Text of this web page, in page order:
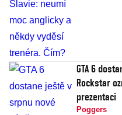
GTA 6
Rockstar
prezentaci
Poggers